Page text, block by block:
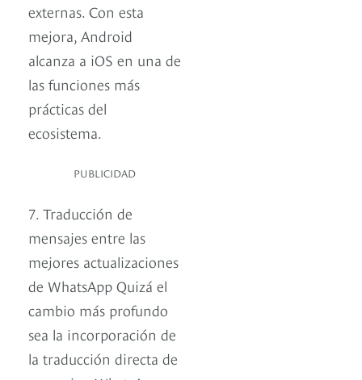
externas. Con esta
mejora, Android
alcanza a iOS en una de
las funciones más
prácticas del
ecosistema.
PUBLICIDAD
7. Traducción de
mensajes entre las
mejores actualizaciones
de WhatsApp Quizá el
cambio más profundo
sea la incorporación de
la traducción directa de